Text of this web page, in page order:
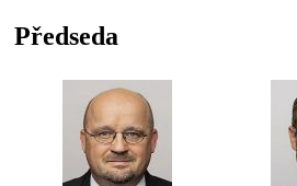
Předseda